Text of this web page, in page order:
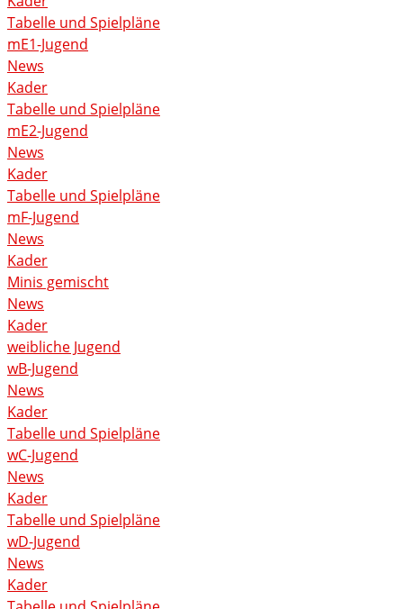
Tabelle und Spielpläne
mE1-Jugend
News
Kader
Tabelle und Spielpläne
mE2-Jugend
News
Kader
Tabelle und Spielpläne
mF-Jugend
News
Kader
Minis gemischt
News
Kader
weibliche Jugend
wB-Jugend
News
Kader
Tabelle und Spielpläne
wC-Jugend
News
Kader
Tabelle und Spielpläne
wD-Jugend
News
Kader